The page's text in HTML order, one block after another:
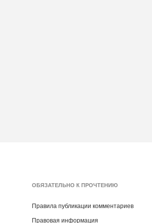
ОБЯЗАТЕЛЬНО К ПРОЧТЕНИЮ
Правила публикации комментариев
Правовая информация